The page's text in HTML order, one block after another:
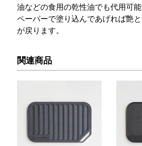
油などの食用の乾性油でも代用可
ペーパーで塗り込んであげれば艶
が戻ります。
関連商品